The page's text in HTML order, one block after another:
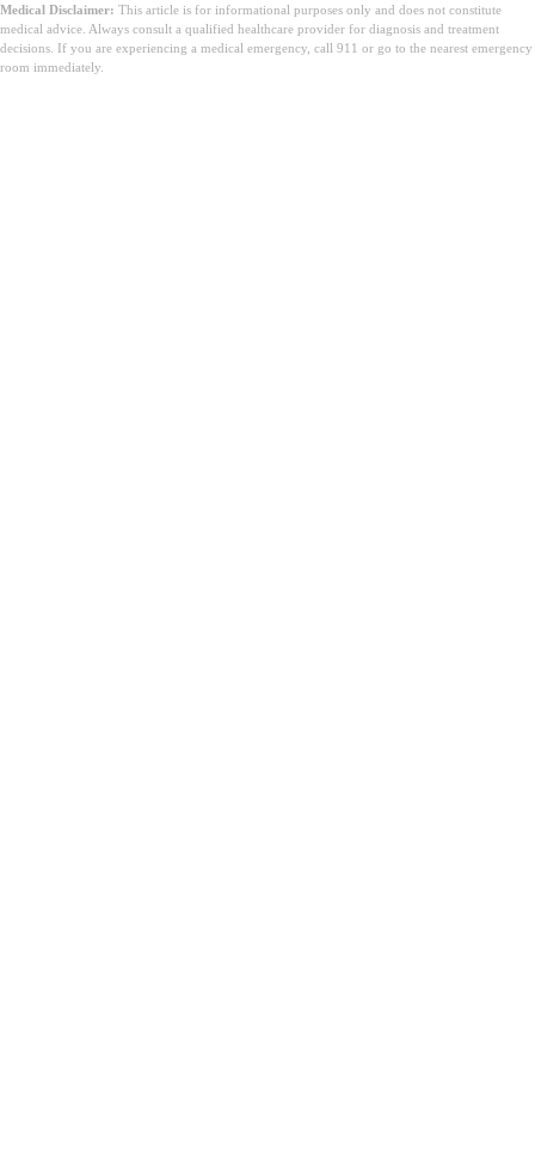
Medical Disclaimer: This article is for informational purposes only and does not constitute
medical advice. Always consult a qualified healthcare provider for diagnosis and treatment
decisions. If you are experiencing a medical emergency, call 911 or go to the nearest emergency
room immediately.